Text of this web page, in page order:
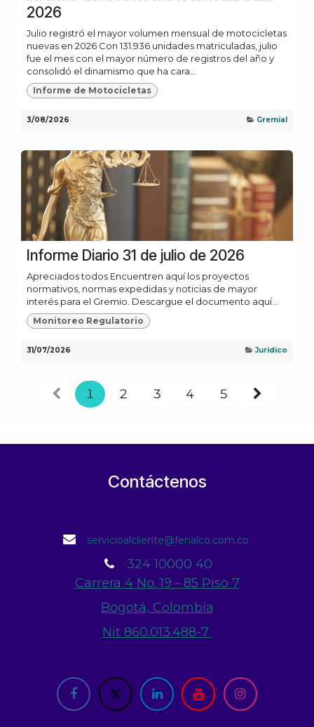
2026
Julio registró el mayor volumen mensual de motocicletas
nuevas en 2026 Con 131.936 unidades matriculadas, julio
fue el mes con el mayor número de registros del año y
consolidó el dinamismo que ha cara...
Informe de Motocicletas
3/08/2026 Gremial
Informe Diario 31 de julio de 2026
Apreciados todos Encuentren aquí los proyectos
normativos, normas expedidas y noticias de mayor
interés para el Gremio. Descargue el documento aquí...
Monitoreo Regulatorio
31/07/2026 Jurídico
1 2 3 4 5
Contáctenos
servicioalcliente@fenalco.com.co
324 10000 40
Carrera 4 No. 19 - 85 Piso 7
Bogotá, Colombia
Nit 860.013.488-7